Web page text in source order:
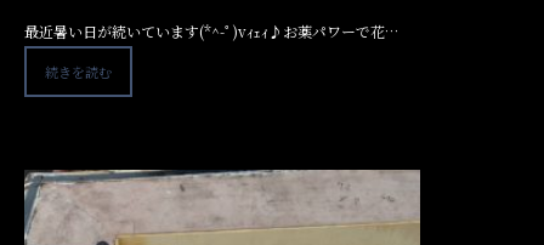
最近暑い日が続いています(*^-ﾟ)vｨｪｨ♪お薬パワーで花…
続きを読む